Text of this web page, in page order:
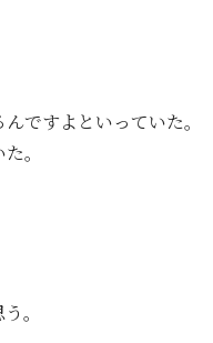
ですよといっていた。
。
。